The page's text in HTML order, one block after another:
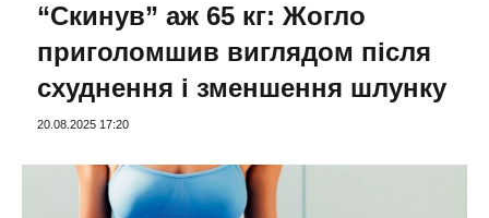
“Скинув” аж 65 кг: Жогло
приголомшив виглядом після
схуднення і зменшення шлунку
20.08.2025 17:20